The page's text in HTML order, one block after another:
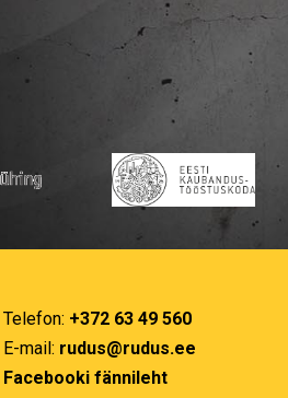
Telefon: +372 63 49 560
E-mail: rudus@rudus.ee
Facebooki fännileht